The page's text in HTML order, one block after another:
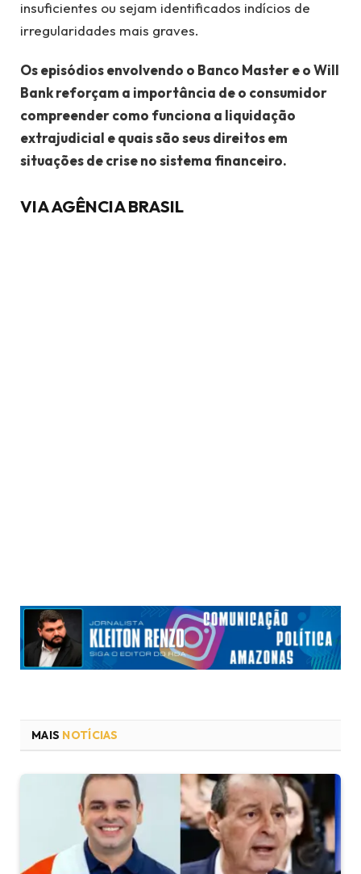
insuficientes ou sejam identificados indícios de
irregularidades mais graves.
Os episódios envolvendo o Banco Master e o Will
Bank reforçam a importância de o consumidor
compreender como funciona a liquidação
extrajudicial e quais são seus direitos em
situações de crise no sistema financeiro.
VIA AGÊNCIA BRASIL
MAIS NOTÍCIAS